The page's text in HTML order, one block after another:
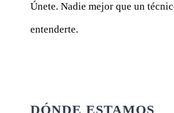
Únete. Nadie mejor que un
entenderte.
DÓNDE ESTAMOS